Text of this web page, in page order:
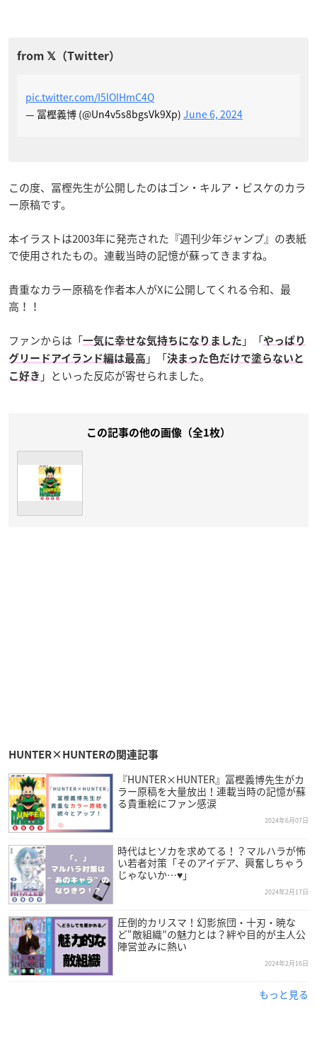
pic.twitter.com/I5lOIHmC4Q
— 冨樫義博 (@Un4v5s8bgsVk9Xp) June 6, 2024
この度、冨樫先生が公開したのはゴン・キルア・ビスケのカラ
ー原稿です。
本イラストは2003年に発売された『週刊少年ジャンプ』の表紙
で使用されたもの。連載当時の記憶が蘇ってきますね。
貴重なカラー原稿を作者本人がXに公開してくれる令和、最
高！！
ファンからは「一気に幸せな気持ちになりました 」「やっぱり
グリードアイランド編は最高 」「決まった色だけで塗らないと
こ好き 」といった反応が寄せられました。
この記事の他の画像（全1枚）
HUNTER×HUNTERの関連記事
『HUNTER×HUNTER』冨樫義博先生がカ
ラー原稿を大量放出！連載当時の記憶が蘇
る貴重絵にファン感涙
2024年6月07日
時代はヒソカを求めてる！？マルハラが怖
い若者対策「そのアイデア、興奮しちゃう
じゃないか…♥」
2024年2月17日
圧倒的カリスマ！幻影旅団・十刃・暁な
ど“敵組織”の魅力とは？絆や目的が主人公
陣営並みに熱い
2024年2月16日
もっと見る